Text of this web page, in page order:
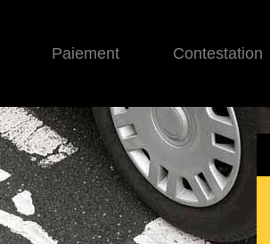
Paiement Contestation